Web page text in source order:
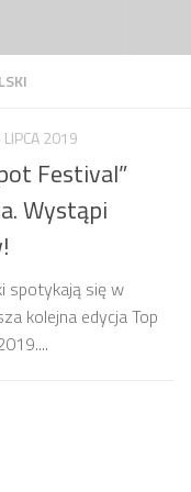
2019
Festival”
Wystąpi
spotykają się w
kolejna edycja Top